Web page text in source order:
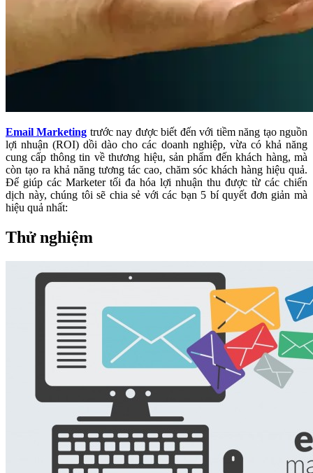
Email Marketing trước nay được biết đến với tiềm năng tạo nguồn
lợi nhuận (ROI) dồi dào cho các doanh nghiệp, vừa có khả năng
cung cấp thông tin về thương hiệu, sản phẩm đến khách hàng, mà
còn tạo ra khả năng tương tác cao, chăm sóc khách hàng hiệu quả.
Để giúp các Marketer tối đa hóa lợi nhuận thu được từ các chiến
dịch này, chúng tôi sẽ chia sẻ với các bạn 5 bí quyết đơn giản mà
hiệu quả nhất:
Thử nghiệm